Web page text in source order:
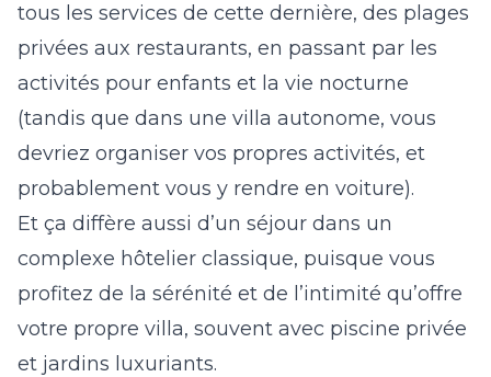
tous les services de cette dernière, des plages
privées aux restaurants, en passant par les
activités pour enfants et la vie nocturne
(tandis que dans une villa autonome, vous
devriez organiser vos propres activités, et
probablement vous y rendre en voiture).
Et ça diffère aussi d’un séjour dans un
complexe hôtelier classique, puisque vous
profitez de la sérénité et de l’intimité qu’offre
votre propre villa, souvent avec piscine privée
et jardins luxuriants.